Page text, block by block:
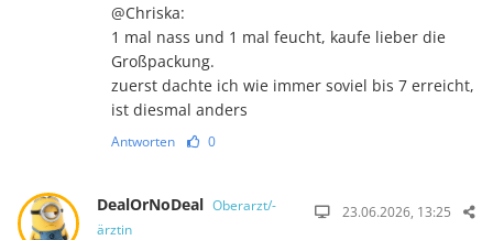
@Chriska:
1 mal nass und 1 mal feucht, kaufe lieber die
Großpackung.
zuerst dachte ich wie immer soviel bis 7 erreicht,
ist diesmal anders
Antworten 0
DealOrNoDeal Oberarzt/-
ärztin
23.06.2026, 13:25